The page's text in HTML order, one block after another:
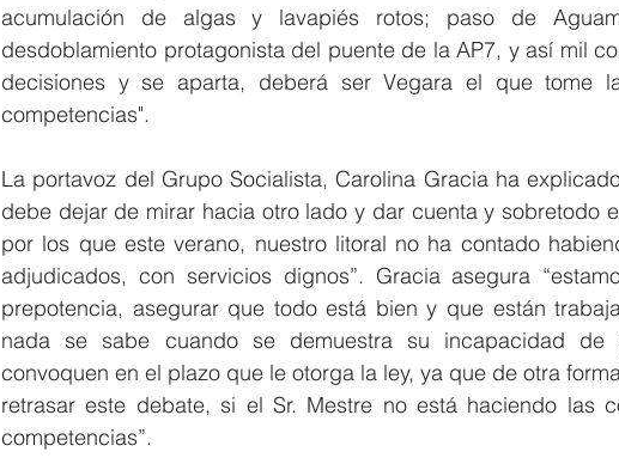
acumulación de algas y lavapiés rotos; paso de
desdoblamiento protagonista del puente de la AP7, y así mil
decisiones y se aparta, deberá ser Vegara el que tome
competencias".
La portavoz del Grupo Socialista, Carolina Gracia ha
debe dejar de mirar hacia otro lado y dar cuenta y sobretodo
por los que este verano, nuestro litoral no ha contado
adjudicados, con servicios dignos”. Gracia asegura
prepotencia, asegurar que todo está bien y que están
nada se sabe cuando se demuestra su incapacidad de
convoquen en el plazo que le otorga la ley, ya que de otra
retrasar este debate, si el Sr. Mestre no está haciendo las
competencias”.